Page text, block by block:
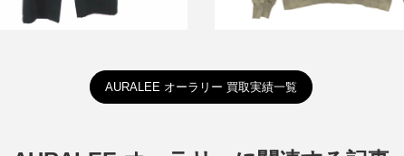
AURALEE オーラリー 買取実績一覧